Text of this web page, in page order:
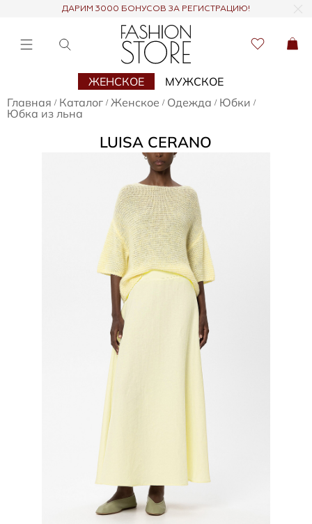
ДАРИМ 3000 БОНУСОВ ЗА РЕГИСТРАЦИЮ!
ЖЕНСКОЕ
МУЖСКОЕ
Главная / Каталог / Женское / Одежда / Юбки /
Юбка из льна
LUISA CERANO